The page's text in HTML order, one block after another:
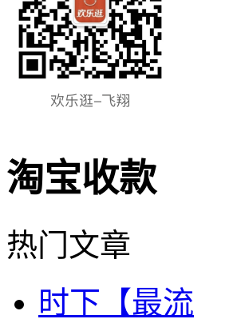
淘宝收款
热门文章
时下【最流